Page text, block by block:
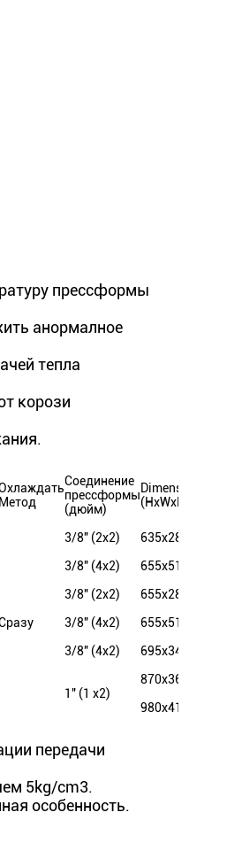
прессформы
анормалное
тепла
корози
Метод
Соединение
прессформы
(дюйм)
Dimensiors
(HxWxD)
3/8" (2x2) 635x280x740
3/8" (4x2) 655x510x740
3/8" (2x2) 655x280x740
3/8" (4x2) 655x510x740
3/8" (4x2) 695x340x815
1" (1 x2)
870x360x930
980x415x930
передачи
5kg/cm3.
особенность.